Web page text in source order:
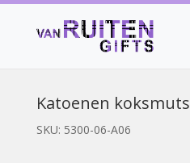
Katoenen koksmuts
SKU: 5300-06-A06